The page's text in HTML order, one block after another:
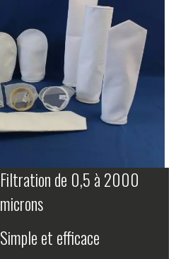
Filtration de 0,5 à 2000
microns
Simple et efficace